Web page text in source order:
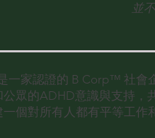
並
一家認證的 B Corp™ 社會
眾的ADHD意識與支持，
個對所有人都有平等工作